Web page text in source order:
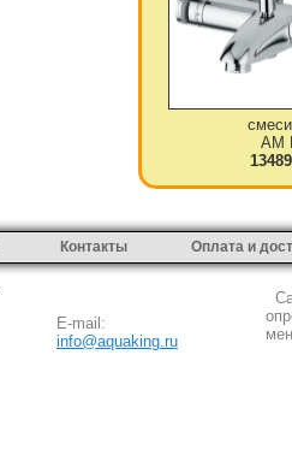
AM
Контакты Оплата и
E-mail:
info@aquaking.ru